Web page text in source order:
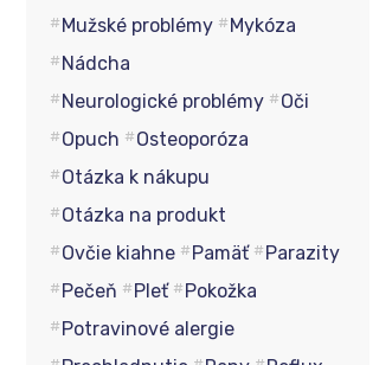
Mužské problémy
Mykóza
Nádcha
Neurologické problémy
Oči
Opuch
Osteoporóza
Otázka k nákupu
Otázka na produkt
Ovčie kiahne
Pamäť
Parazity
Pečeň
Pleť
Pokožka
Potravinové alergie